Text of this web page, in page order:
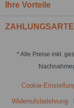
Ihre Vorteile
* Alle Preise inkl.
Cookie-
Widerrufsbelehrung